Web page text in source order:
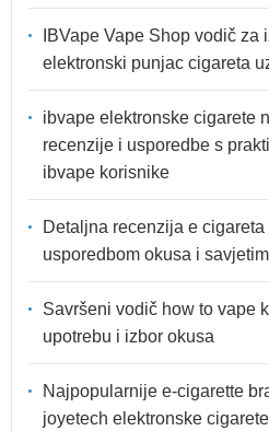
IBVape Vape Shop vodič za
elektronski punjac cigareta
ibvape elektronske cigarete
recenzije i usporedbe s
ibvape korisnike
Detaljna recenzija e
usporedbom okusa i
Savršeni vodič how to vape
upotrebu i izbor okusa
Najpopularnije e-cigarette
joyetech elektronske